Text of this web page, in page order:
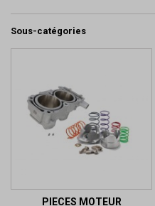
Sous-catégories
PIECES MOTEUR